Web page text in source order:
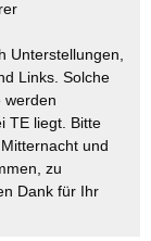
Unterstellungen,
Links. Solche
werden
TE liegt. Bitte
und
zu
Dank für Ihr